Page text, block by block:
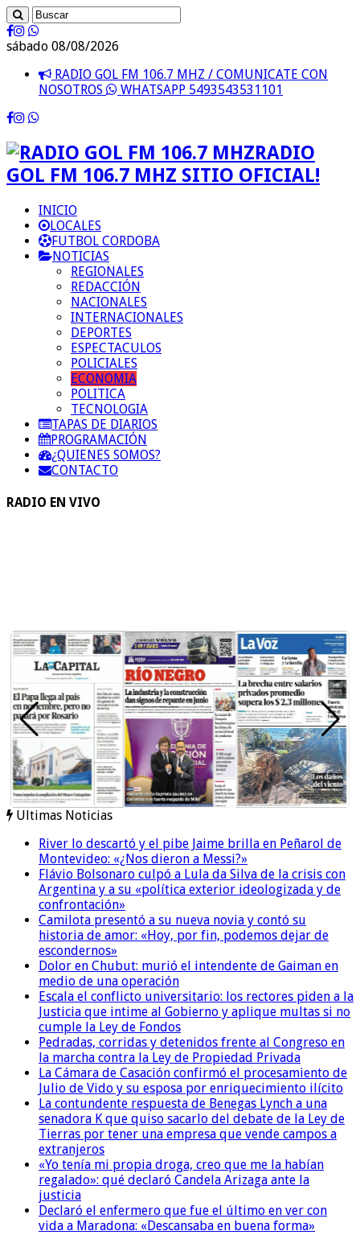
sábado 08/08/2026
RADIO GOL FM 106.7 MHZ / COMUNICATE CON
NOSOTROS
WHATSAPP 5493543531101
RADIO
GOL FM 106.7 MHZ SITIO OFICIAL!
INICIO
LOCALES
FUTBOL CORDOBA
NOTICIAS
REGIONALES
REDACCIÓN
NACIONALES
INTERNACIONALES
DEPORTES
ESPECTACULOS
POLICIALES
ECONOMIA
POLITICA
TECNOLOGIA
TAPAS DE DIARIOS
PROGRAMACIÓN
¿QUIENES SOMOS?
CONTACTO
RADIO EN VIVO
Ultimas Noticias
River lo descartó y el pibe Jaime brilla en Peñarol de
Montevideo: «¿Nos dieron a Messi?»
Flávio Bolsonaro culpó a Lula da Silva de la crisis con
Argentina y a su «política exterior ideologizada y de
confrontación»
Camilota presentó a su nueva novia y contó su
historia de amor: «Hoy, por fin, podemos dejar de
escondernos»
Dolor en Chubut: murió el intendente de Gaiman en
medio de una operación
Escala el conflicto universitario: los rectores piden a la
Justicia que intime al Gobierno y aplique multas si no
cumple la Ley de Fondos
Pedradas, corridas y detenidos frente al Congreso en
la marcha contra la Ley de Propiedad Privada
La Cámara de Casación confirmó el procesamiento de
Julio de Vido y su esposa por enriquecimiento ilícito
La contundente respuesta de Benegas Lynch a una
senadora K que quiso sacarlo del debate de la Ley de
Tierras por tener una empresa que vende campos a
extranjeros
«Yo tenía mi propia droga, creo que me la habían
regalado»: qué declaró Candela Arizaga ante la
justicia
Declaró el enfermero que fue el último en ver con
vida a Maradona: «Descansaba en buena forma»